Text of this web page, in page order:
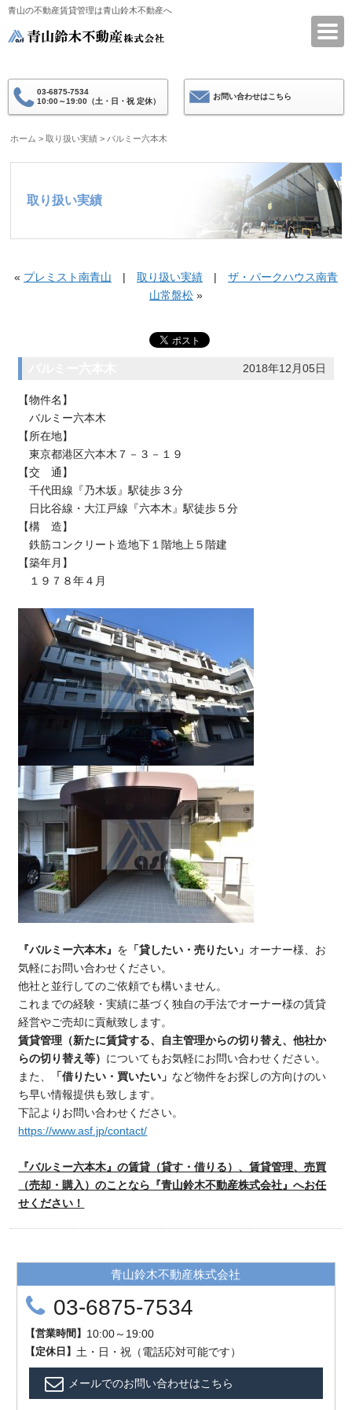
青山の不動産賃貸管理は青山鈴木不動産へ
03-6875-7534
10:00～19:00（土・日・祝 定休）
お問い合わせはこちら
ホーム >取り扱い実績 > バルミー六本木
取り扱い実績
« プレミスト南青山 | 取り扱い実績| ザ・パークハウス南青
山常盤松»
2018年12月05日
【物件名】
バルミー六本木
【所在地】
東京都港区六本木７－３－１９
【交 通】
千代田線『乃木坂』駅徒歩３分
日比谷線・大江戸線『六本木』駅徒歩５分
【構 造】
鉄筋コンクリート造地下１階地上５階建
【築年月】
１９７８年４月
『バルミー六本木』 を 「貸したい・売りたい」 オーナー様、お
気軽にお問い合わせください。
他社と並行してのご依頼でも構いません。
これまでの経験・実績に基づく独自の手法でオーナー様の賃貸
経営やご売却に貢献致します。
賃貸管理（新たに賃貸する、自主管理からの切り替え、他社か
らの切り替え等） についてもお気軽にお問い合わせください。
また、
「借りたい・買いたい」 など物件をお探しの方向けのい
ち早い情報提供も致します。
下記よりお問い合わせください。
https://www.asf.jp/contact/
『バルミー六本木』の賃貸（貸す・借りる）、賃貸管理、売買
（売却・購入）のことなら『青山鈴木不動産株式会社』へお任
せください！
青山鈴木不動産株式会社
03-6875-7534
【営業時間 】 10:00～19:00
【定休日 】 土・日・祝（電話応対可能です）
メールでのお問い合わせはこちら